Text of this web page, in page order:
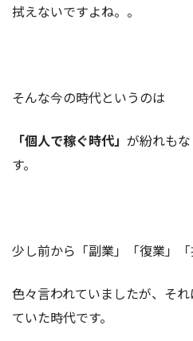
拭えないですよね。。
そんな今の時代というのは
「個人で稼ぐ時代」 が紛れも
す。
少し前から「副業」「復業」
色々言われていましたが、そ
ていた時代です。